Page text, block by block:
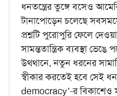
ধনতন্ত্রের তুঙ্গে বসেও
টানাপোড়েন চলেছে
প্রশ্নটি পুরোপুরি ফেলে
সামন্ততান্ত্রিক ব্যবস্থা
উথ্থানে, নতুন ধরনের
স্বীকার করতেই হবে সেই
democracy’-র বিকাশেও